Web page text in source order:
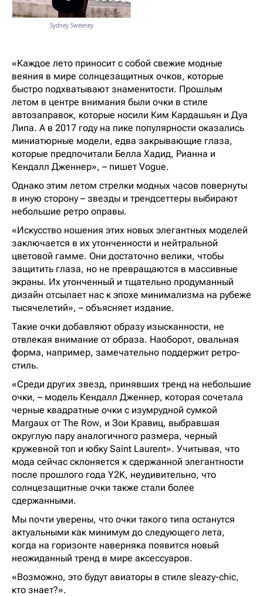
Sydney Sweeney
«Каждое лето приносит с собой свежие модные
веяния в мире солнцезащитных очков, которые
быстро подхватывают знаменитости. Прошлым
летом в центре внимания были очки в стиле
автозаправок, которые носили Ким Кардашьян и Дуа
Липа. А в 2017 году на пике популярности оказались
миниатюрные модели, едва закрывающие глаза,
которые предпочитали Белла Хадид, Рианна и
Кендалл Дженнер», – пишет Vogue.
Однако этим летом стрелки модных часов повернуты
в иную сторону – звезды и трендсеттеры выбирают
небольшие ретро оправы.
«Искусство ношения этих новых элегантных моделей
заключается в их утонченности и нейтральной
цветовой гамме. Они достаточно велики, чтобы
защитить глаза, но не превращаются в массивные
экраны. Их утонченный и тщательно продуманный
дизайн отсылает нас к эпохе минимализма на рубеже
тысячелетий», – объясняет издание.
Такие очки добавляют образу изысканности, не
отвлекая внимание от образа. Наоборот, овальная
форма, например, замечательно поддержит ретро-
стиль.
«Среди других звезд, принявших тренд на небольшие
очки, – модель Кендалл Дженнер, которая сочетала
черные квадратные очки с изумрудной сумкой
Margaux от The Row, и Зои Кравиц, выбравшая
округлую пару аналогичного размера, черный
кружевной топ и юбку Saint Laurent». Учитывая, что
мода сейчас склоняется к сдержанной элегантности
после прошлого года Y2K, неудивительно, что
солнцезащитные очки также стали более
сдержанными.
Мы почти уверены, что очки такого типа останутся
актуальными как минимум до следующего лета,
когда на горизонте наверняка появится новый
неожиданный тренд в мире аксессуаров.
«Возможно, это будут авиаторы в стиле sleazy-chic,
кто знает?».